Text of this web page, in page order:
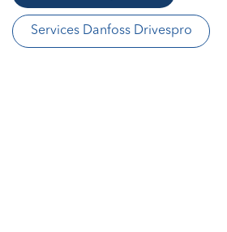
Services Danfoss Drivespro